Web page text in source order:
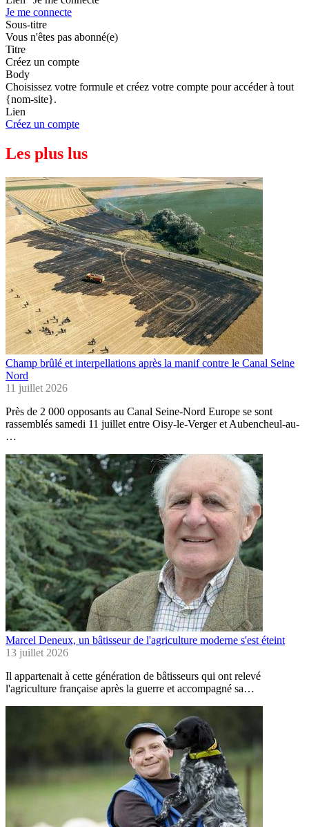
Je me connecte
Sous-titre
Vous n'êtes pas abonné(e)
Titre
Créez un compte
Body
Choisissez votre formule et créez votre compte pour accéder à tout
{nom-site}.
Lien
Créez un compte
Les plus lus
Champ brûlé et interpellations après la manif contre le Canal Seine
Nord
11 juillet 2026
Près de 2 000 opposants au Canal Seine-Nord Europe se sont
rassemblés samedi 11 juillet entre Oisy-le-Verger et Aubencheul-au-
…
Marcel Deneux, un bâtisseur de l'agriculture moderne s'est éteint
13 juillet 2026
Il appartenait à cette génération de bâtisseurs qui ont relevé
l'agriculture française après la guerre et accompagné sa…